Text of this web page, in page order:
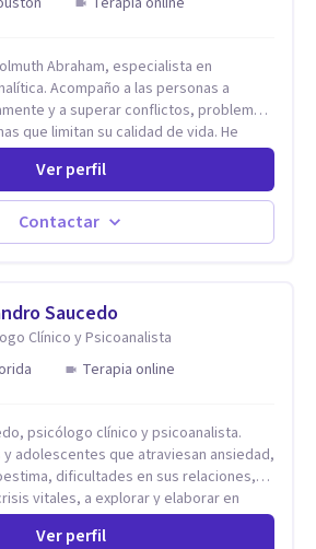
Abraham, especialista en
Acompaño a las personas a
y a superar conflictos, problemas
que limitan su calidad de vida. He
instituciones como el Hospital
Instituto Psiquiátrico MENDAO, San
Infantil y el Centro de
tuve el privilegio de colaborar
Olivar del Conde y Xochimilco, lo que
Ver perfil
Contactar
Saucedo
Clínico y Psicoanalista
Terapia online
psicólogo clínico y psicoanalista.
adolescentes que atraviesan ansiedad,
dificultades en sus relaciones,
vitales, a explorar y elaborar en
internos que generan malestar en
Ver perfil